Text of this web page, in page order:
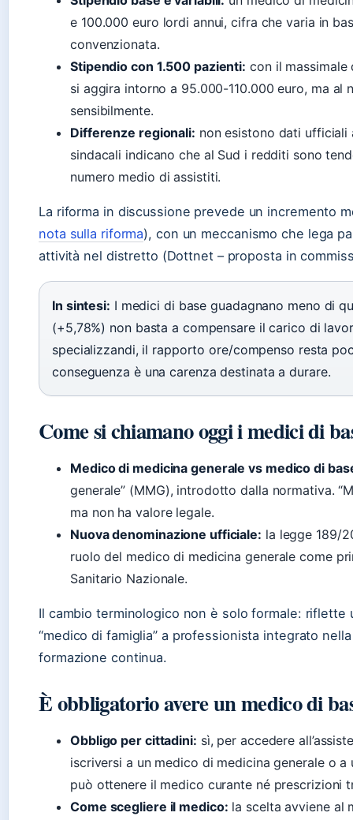
e 100.000 euro lordi annui, cifra che varia in
convenzionata.
Stipendio con 1.500 pazienti: con il massimale
si aggira intorno a 95.000-110.000 euro, ma
sensibilmente.
Differenze regionali: non esistono dati
sindacali indicano che al Sud i redditi sono
numero medio di assistiti.
La riforma in discussione prevede un incremento
nota sulla riforma), con un meccanismo che lega
attività nel distretto (Dottnet – proposta in
In sintesi: I medici di base guadagnano meno di
(+5,78%) non basta a compensare il carico di
specializzandi, il rapporto ore/compenso resta
conseguenza è una carenza destinata a durare.
Come si chiamano oggi i medici di
Medico di medicina generale vs medico di
generale” (MMG), introdotto dalla normativa.
ma non ha valore legale.
Nuova denominazione ufficiale: la legge 189/
ruolo del medico di medicina generale come
Sanitario Nazionale.
Il cambio terminologico non è solo formale: riflette
“medico di famiglia” a professionista integrato
formazione continua.
È obbligatorio avere un medico di
Obbligo per cittadini: sì, per accedere
iscriversi a un medico di medicina generale o
può ottenere il medico curante né prescrizioni
Come scegliere il medico: la scelta avviene al